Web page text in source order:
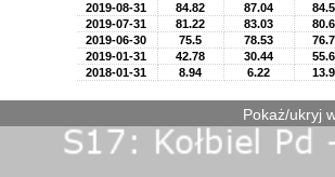
2019-08-31
84.82 87.04
2019-07-31
81.22 83.03
2019-06-30
75.5 78.53
2019-01-31
42.78 30.44
2018-01-31
8.94 6.22
Pokaż/ukryj